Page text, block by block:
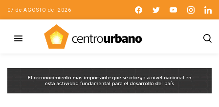
07 de AGOSTO del 2026